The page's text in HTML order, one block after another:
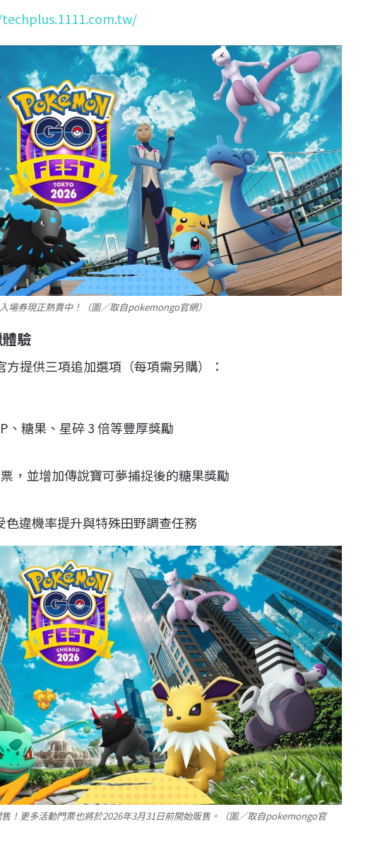
場券現正熱賣中！（圖／取自pokemongo官網）
驗
提供三項追加選項（每項需另購）：
、糖果、星碎 3 倍等豐厚獎勵
，並增加傳說寶可夢捕捉後的糖果獎勵
違機率提升與特殊田野調查任務
！更多活動門票也將於2026年3月31日前開始販售。（圖／取自pokemongo官